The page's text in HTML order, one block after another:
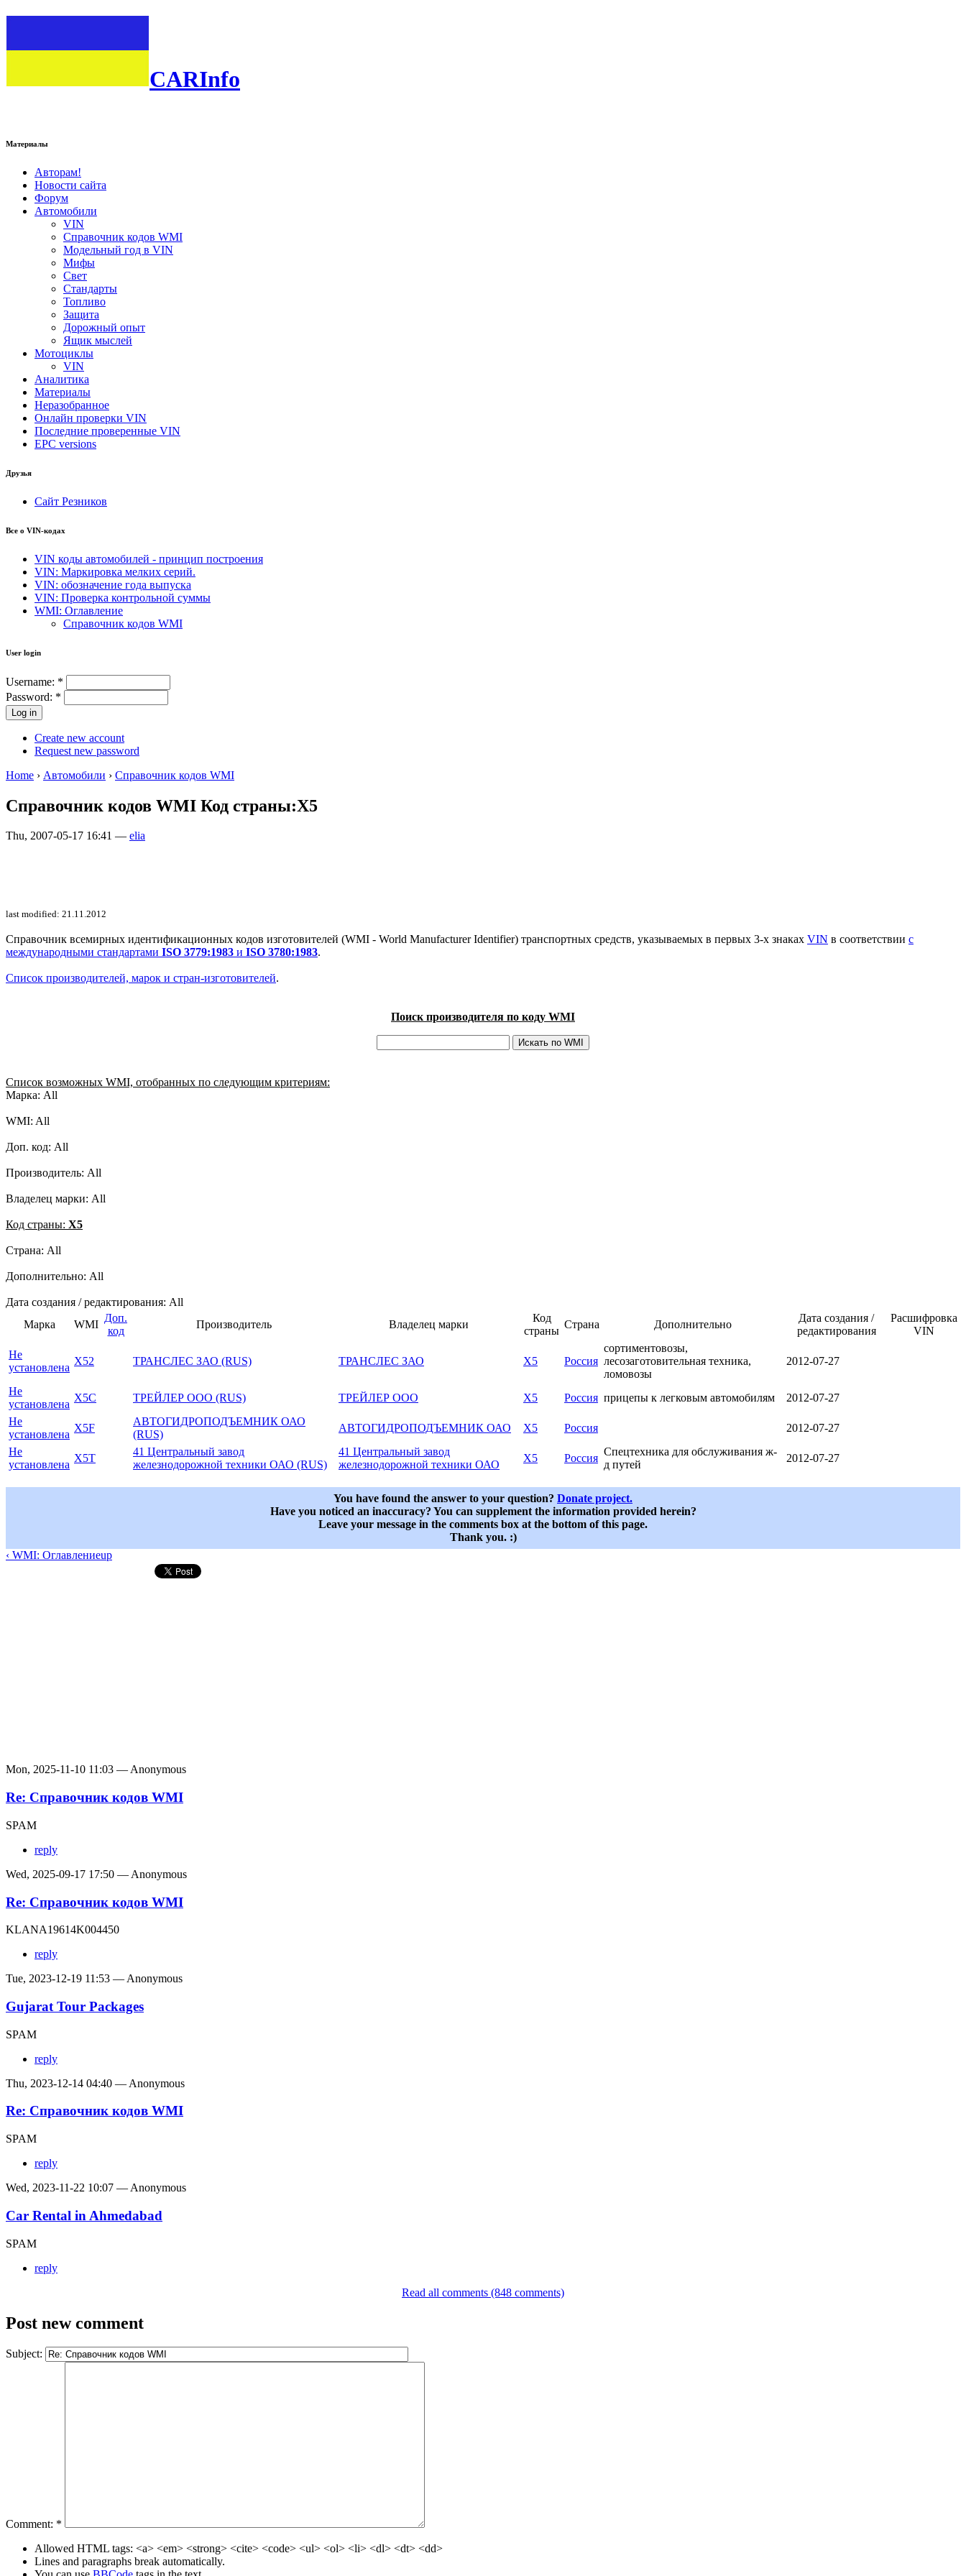
CARInfo
Материалы
Авторам!
Новости сайта
Форум
Автомобили
VIN
Справочник кодов WMI
Модельный год в VIN
Мифы
Свет
Стандарты
Топливо
Защита
Дорожный опыт
Ящик мыслей
Мотоциклы
VIN
Аналитика
Материалы
Неразобранное
Онлайн проверки VIN
Последние проверенные VIN
EPC versions
Друзья
Сайт Резников
Все о VIN-кодах
VIN коды автомобилей - принцип построения
VIN: Маркировка мелких серий.
VIN: обозначение года выпуска
VIN: Проверка контрольной суммы
WMI: Оглавление
Справочник кодов WMI
User login
Username: *
Password: *
Create new account
Request new password
Home › Автомобили › Справочник кодов WMI
Справочник кодов WMI Код страны:X5
Thu, 2007-05-17 16:41 — elia
last modified: 21.11.2012
Справочник всемирных идентификационных кодов изготовителей (WMI - World Manufacturer Identifier) транспортных средств, указываемых в первых 3-х знаках VIN в соответствии с
международными стандартами ISO 3779:1983 и ISO 3780:1983.
Список производителей, марок и стран-изготовителей.
Поиск производителя по коду WMI
Список возможных WMI, отобранных по следующим критериям:
Марка: All
WMI: All
Доп. код: All
Производитель: All
Владелец марки: All
Код страны: X5
Страна: All
Дополнительно: All
Дата создания / редактирования: All
Марка
WMI
Доп.
код
Производитель Владелец марки
Код
страны
Страна Дополнительно
Дата создания /
редактирования
Расшифровка
VIN
Не
установлена
X52 ТРАНСЛЕС ЗАО (RUS) ТРАНСЛЕС ЗАО X5 Россия
сортиментовозы,
лесозаготовительная техника,
ломовозы
2012-07-27
Не
установлена
X5C ТРЕЙЛЕР ООО (RUS) ТРЕЙЛЕР ООО X5 Россия прицепы к легковым автомобилям
2012-07-27
Не
установлена
X5F
АВТОГИДРОПОДЪЕМНИК ОАО
(RUS)
АВТОГИДРОПОДЪЕМНИК ОАО X5 Россия
2012-07-27
Не
установлена
X5T
41 Центральный завод
железнодорожной техники ОАО (RUS)
41 Центральный завод
железнодорожной техники ОАО
X5 Россия
Спецтехника для обслуживания ж-
д путей
2012-07-27
You have found the answer to your question? Donate project.
Have you noticed an inaccuracy? You can supplement the information provided herein?
Leave your message in the comments box at the bottom of this page.
Thank you. :)
‹ WMI: Оглавлениеup
Mon, 2025-11-10 11:03 — Anonymous
Re: Справочник кодов WMI
SPAM
reply
Wed, 2025-09-17 17:50 — Anonymous
Re: Справочник кодов WMI
KLANA19614K004450
reply
Tue, 2023-12-19 11:53 — Anonymous
Gujarat Tour Packages
SPAM
reply
Thu, 2023-12-14 04:40 — Anonymous
Re: Справочник кодов WMI
SPAM
reply
Wed, 2023-11-22 10:07 — Anonymous
Car Rental in Ahmedabad
SPAM
reply
Read all comments (848 comments)
Post new comment
Subject:
Comment: *
Allowed HTML tags: <a> <em> <strong> <cite> <code> <ul> <ol> <li> <dl> <dt> <dd>
Lines and paragraphs break automatically.